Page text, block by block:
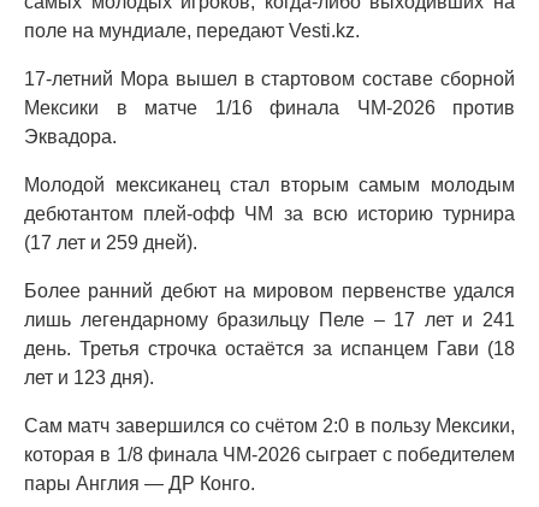
поле на мундиале, передают Vesti.kz.
17-летний Мора вышел в стартовом составе сборной
Мексики в матче 1/16 финала ЧМ-2026 против
Эквадора.
Молодой мексиканец стал вторым самым молодым
дебютантом плей-офф ЧМ за всю историю турнира
(17 лет и 259 дней).
Более ранний дебют на мировом первенстве удался
лишь легендарному бразильцу Пеле – 17 лет и 241
день. Третья строчка остаётся за испанцем Гави (18
лет и 123 дня).
Сам матч завершился со счётом 2:0 в пользу Мексики,
которая в 1/8 финала ЧМ-2026 сыграет с победителем
пары Англия — ДР Конго.